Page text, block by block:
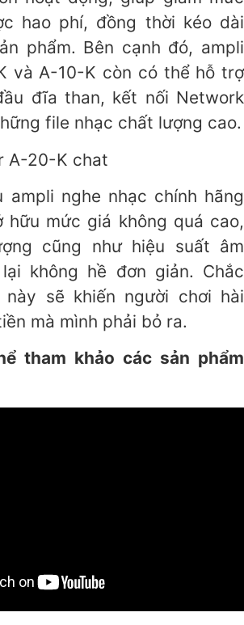
hao phí, đồng thời kéo dài
phẩm. Bên cạnh đó, ampli
và A-10-K còn có thể hỗ trợ
đĩa than, kết nối Network
file nhạc chất lượng cao.
ampli nghe nhạc chính hãng
hữu mức giá không quá cao,
cũng như hiệu suất âm
không hề đơn giản. Chắc
sẽ khiến người chơi hài
mà mình phải bỏ ra.
tham khảo các sản phẩm